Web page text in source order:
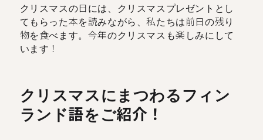
クリスマスの日には、クリスマスプレゼントとし
てもらった本を読みながら、私たちは前日の残り
物を食べます。今年のクリスマスも楽しみにして
います！
クリスマスにまつわるフィン
ランド語をご紹介！